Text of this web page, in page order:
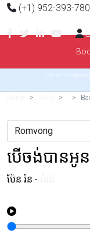
(+1) 952-393-
Get 40% OFF with
បើចង់បានអូន
ប៉ែន រ៉ន -
Example range